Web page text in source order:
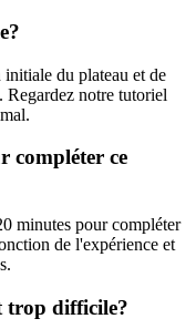
du plateau et de
Regardez notre tutoriel
compléter ce
minutes pour compléter
de l'expérience et
trop difficile?